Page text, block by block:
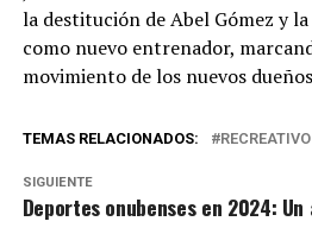
la destitución de Abel Gómez y
como nuevo entrenador,
movimiento de los nuevos
TEMAS RELACIONADOS: RECREATIVO
SIGUIENTE
Deportes onubenses en 2024: